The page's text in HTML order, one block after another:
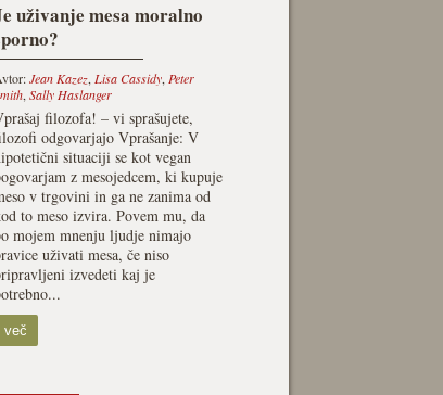
uživanje mesa moralno
Jean Kazez, Lisa Cassidy, Peter
, Sally Haslanger
filozofa! – vi sprašujete,
odgovarjajo Vprašanje: V
situaciji se kot vegan
z mesojedcem, ki kupuje
v trgovini in ga ne zanima od
to meso izvira. Povem mu, da
mojem mnenju ljudje nimajo
uživati mesa, če niso
izvedeti kaj je
več